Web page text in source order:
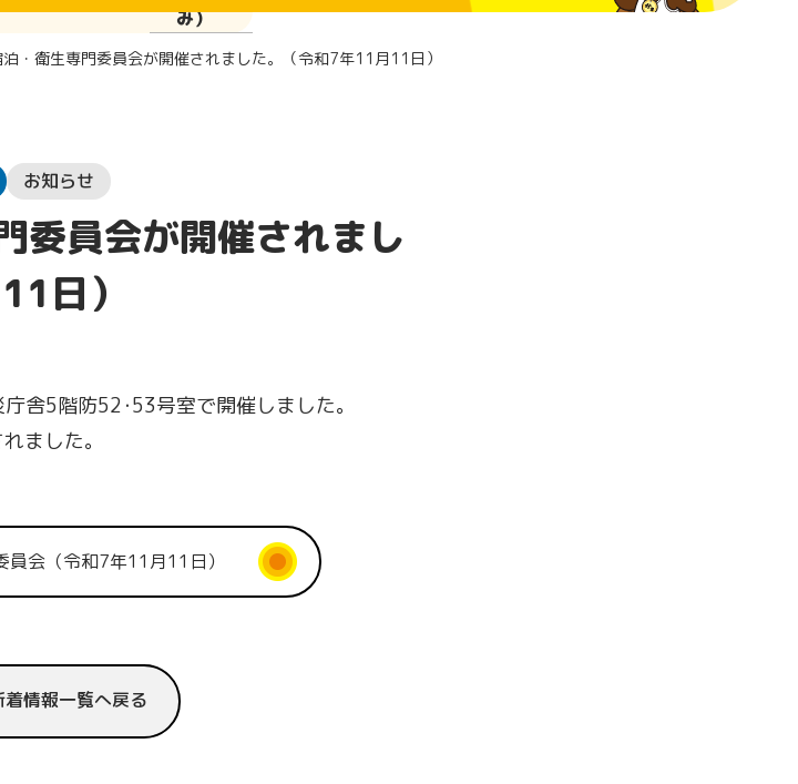
み）
・衛生専門委員会が開催されました。（令和7年11月11日）
お知らせ
委員会が開催されまし
日）
舎5階防52･53号室で開催しました。
ました。
会（令和7年11月11日）
着情報一覧へ戻る